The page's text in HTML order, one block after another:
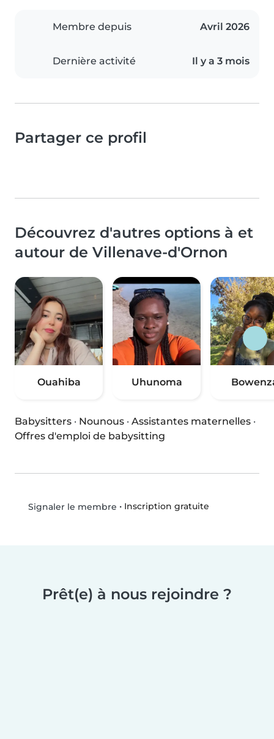
Membre depuis Avril 2026
Dernière activité Il y a 3 mois
Partager ce profil
Découvrez d'autres options à et
autour de Villenave-d'Ornon
Ouahiba Uhunoma
Babysitters · Nounous · Assistantes maternelles ·
Offres d'emploi de babysitting
Signaler le membre • Inscription gratuite
Prêt(e) à nous rejoindre ?